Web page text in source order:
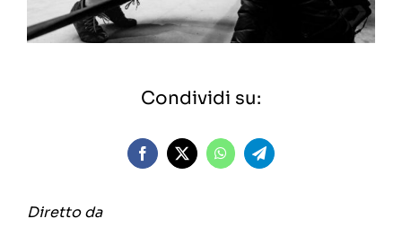
Condividi su:
Diretto da